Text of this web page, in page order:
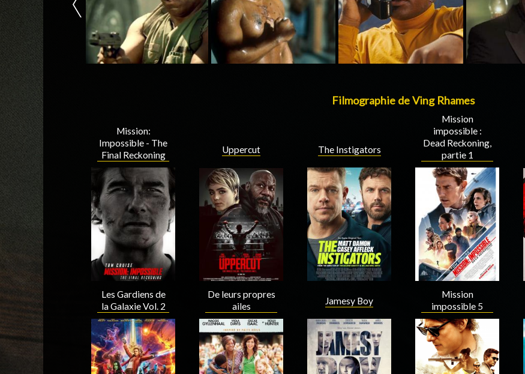
Filmographie de Ving Rhames
Mission:
Impossible - The
Final Reckoning
Uppercut The Instigators
Mission
impossible :
Dead Reckoning,
partie 1
Les Gardiens de
la Galaxie Vol. 2
De leurs propres
ailes
Jamesy Boy
Mission
impossible 5